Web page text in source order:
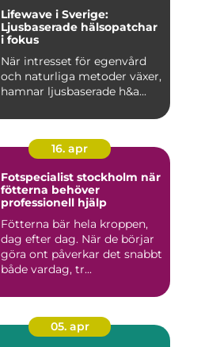
Lifewave i Sverige:
Ljusbaserade hälsopatchar
i fokus
När intresset för egenvård
och naturliga metoder växer,
hamnar ljusbaserade h&a...
16. apr
Fotspecialist stockholm när
fötterna behöver
professionell hjälp
Fötterna bär hela kroppen,
dag efter dag. När de börjar
göra ont påverkar det snabbt
både vardag, tr...
05. apr